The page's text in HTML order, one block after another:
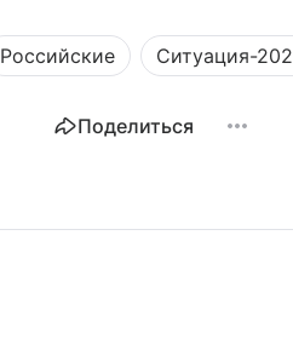
Российские Ситуация-
Поделиться